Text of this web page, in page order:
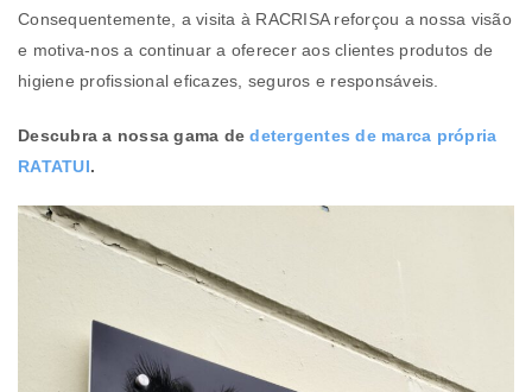
Consequentemente, a visita à RACRISA reforçou a nossa visão
e motiva-nos a continuar a oferecer aos clientes produtos de
higiene profissional eficazes, seguros e responsáveis.
Descubra a nossa gama dedetergentes de marca própria
RATATUI.